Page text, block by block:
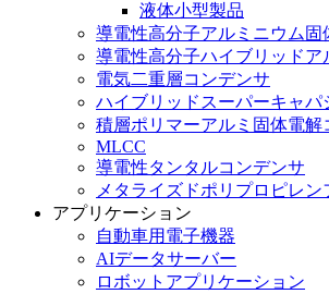
液体小型製品
導電性高分子アルミニウム固
導電性高分子ハイブリッドア
電気二重層コンデンサ
ハイブリッドスーパーキャパ
積層ポリマーアルミ固体電解
MLCC
導電性タンタルコンデンサ
メタライズドポリプロピレ
アプリケーション
自動車用電子機器
AIデータサーバー
ロボットアプリケーション